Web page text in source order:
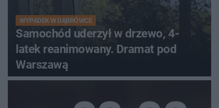
WYPADEK W DĄBRÓWCE
Samochód uderzył w drzewo, 4-
latek reanimowany. Dramat pod
Warszawą